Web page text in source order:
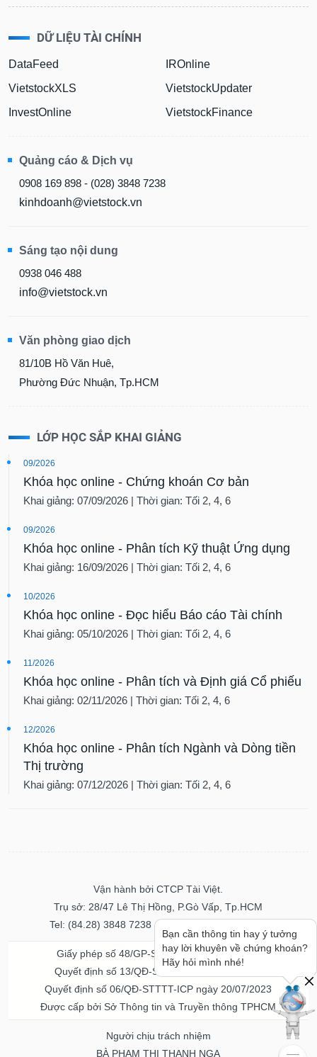
DỮ LIỆU TÀI CHÍNH
DataFeed
VietstockXLS
InvestOnline
IROnline
VietstockUpdater
VietstockFinance
Quảng cáo & Dịch vụ
0908 169 898 - (028) 3848 7238
kinhdoanh@vietstock.vn
Sáng tạo nội dung
0938 046 488
info@vietstock.vn
Văn phòng giao dịch
81/10B Hồ Văn Huê,
Phường Đức Nhuận, Tp.HCM
LỚP HỌC SẮP KHAI GIẢNG
09/2026
Khóa học online - Chứng khoán Cơ bản
Khai giảng: 07/09/2026 | Thời gian: Tối 2, 4, 6
09/2026
Khóa học online - Phân tích Kỹ thuật Ứng dụng
Khai giảng: 16/09/2026 | Thời gian: Tối 2, 4, 6
10/2026
Khóa học online - Đọc hiểu Báo cáo Tài chính
Khai giảng: 05/10/2026 | Thời gian: Tối 2, 4, 6
11/2026
Khóa học online - Phân tích và Định giá Cổ phiếu
Khai giảng: 02/11/2026 | Thời gian: Tối 2, 4, 6
12/2026
Khóa học online - Phân tích Ngành và Dòng tiền
Thị trường
Khai giảng: 07/12/2026 | Thời gian: Tối 2, 4, 6
Vận hành bởi CTCP Tài Việt.
Trụ sở: 28/47 Lê Thị Hồng, P.Gò Vấp, Tp.HCM
Tel: (84.28) 3848 7238 - Fax: (84.28) 3848 7237
Giấy phép số 48/GP-STTTT ngày 04/11/2016
Quyết định số 13/QĐ-STTTT ngày 02/11/2017
Quyết định số 06/QĐ-STTTT-ICP ngày 20/07/2023
Được cấp bởi Sở Thông tin và Truyền thông TPHCM
Người chịu trách nhiệm
BÀ PHẠM THỊ THANH NGA
Bạn cần thông tin hay ý tưởng
hay lời khuyên về chứng khoán?
Hãy hỏi mình nhé!